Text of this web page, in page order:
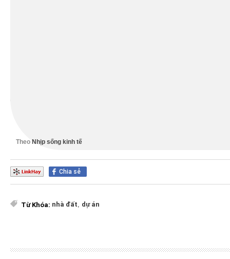
Theo Nhịp sống kinh tế
Chia sẻ
Từ Khóa: nhà đất, dự án